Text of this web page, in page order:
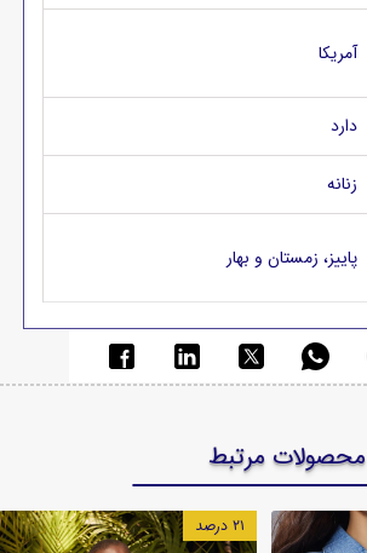
آمریکا
دارد
زنانه
پاییز، زمستان و بهار
۲۱ درصد
محصولات مرتبط